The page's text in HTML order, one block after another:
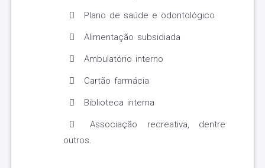
Plano de saúde e odontológico
Alimentação subsidiada
Ambulatório interno
Cartão farmácia
Biblioteca interna
Associação recreativa, dentre
outros.